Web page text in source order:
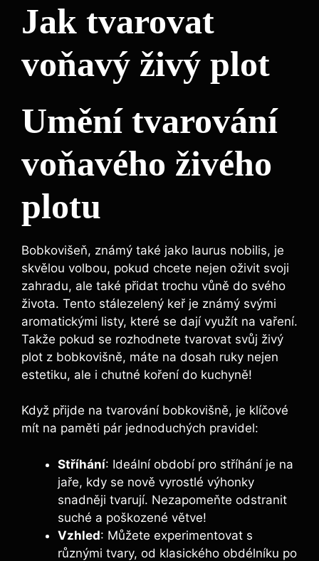
Jak tvarovat
voňavý živý plot
Umění tvarování
voňavého živého
plotu
Bobkovišeň, známý také jako laurus nobilis, je
skvělou volbou, pokud chcete nejen oživit svoji
zahradu, ale také přidat trochu vůně do svého
života. Tento stálezelený keř je známý svými
aromatickými listy, které se dají využít na vaření.
Takže pokud se rozhodnete tvarovat svůj živý
plot z bobkovišně, máte na dosah ruky nejen
estetiku, ale i chutné koření do kuchyně!
Když přijde na tvarování bobkovišně, je klíčové
mít na paměti pár jednoduchých pravidel:
Stříhání: Ideální období pro stříhání je na
jaře, kdy se nově vyrostlé výhonky
snadněji tvarují. Nezapomeňte odstranit
suché a poškozené větve!
Vzhled: Můžete experimentovat s
různými tvary, od klasického obdélníku po